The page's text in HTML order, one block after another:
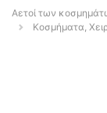
Αετοί των
Κοσμήματα,